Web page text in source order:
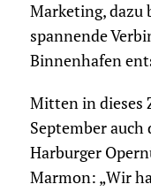
Marketing, dazu
spannende
Binnenhafen
Mitten in dieses
September
Harburger
Marmon: „Wir